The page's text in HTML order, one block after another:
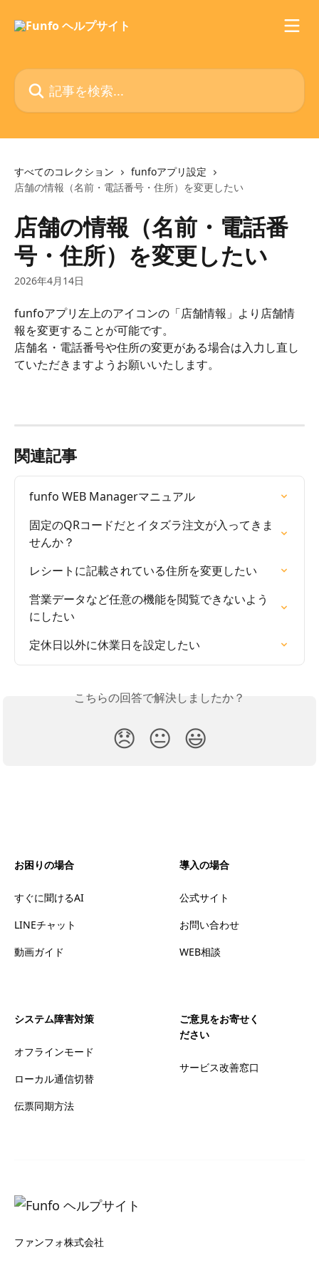
記事を検索...
すべてのコレクション
funfoアプリ設定
店舗の情報（名前・電話番号・住所）を変更したい
店舗の情報（名前・電話番
号・住所）を変更したい
2026年4月14日
funfoアプリ左上のアイコンの「店舗情報」より店舗情
報を変更することが可能です。
店舗名・電話番号や住所の変更がある場合は入力し直し
ていただきますようお願いいたします。
関連記事
funfo WEB Managerマニュアル
固定のQRコードだとイタズラ注文が入ってきま
せんか？
レシートに記載されている住所を変更したい
営業データなど任意の機能を閲覧できないよう
にしたい
定休日以外に休業日を設定したい
こちらの回答で解決しましたか？
😞 😐 😃
お困りの場合
すぐに聞けるAI
LINEチャット
動画ガイド
導入の場合
公式サイト
お問い合わせ
WEB相談
システム障害対策
オフラインモード
ローカル通信切替
伝票同期方法
ご意見をお寄せく
ださい
サービス改善窓口
ファンフォ株式会社